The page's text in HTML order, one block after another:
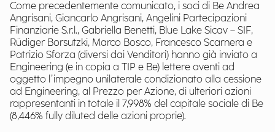
Come precedentemente comunicato, i soci di Be Andrea
Angrisani, Giancarlo Angrisani, Angelini Partecipazioni
Finanziarie S.r.l., Gabriella Benetti, Blue Lake Sicav – SIF,
Rüdiger Borsutzki, Marco Bosco, Francesco Scarnera e
Patrizio Sforza (diversi dai Venditori) hanno già inviato a
Engineering (e in copia a TIP e Be) lettere aventi ad
oggetto l’impegno unilaterale condizionato alla cessione
ad Engineering, al Prezzo per Azione, di ulteriori azioni
rappresentanti in totale il 7,998% del capitale sociale di Be
(8,446% fully diluted delle azioni proprie).